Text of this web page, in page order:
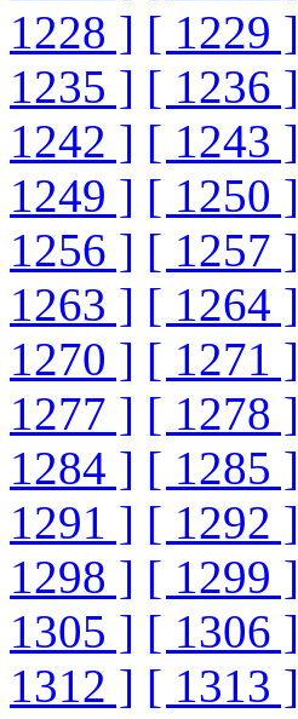
1228 ] [ 1229 ]
1235 ] [ 1236 ]
1242 ] [ 1243 ]
1249 ] [ 1250 ]
1256 ] [ 1257 ]
1263 ] [ 1264 ]
1270 ] [ 1271 ]
1277 ] [ 1278 ]
1284 ] [ 1285 ]
1291 ] [ 1292 ]
1298 ] [ 1299 ]
1305 ] [ 1306 ]
1312 ] [ 1313 ]